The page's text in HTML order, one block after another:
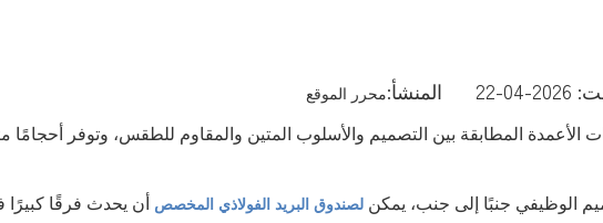
محرر الموقع
الأعمدة المطابقة بين التصميم والأسلوب المتين والمقاوم للطقس، وتوفر
الوظيفي جنبًا إلى جنب، يمكن لصندوق البريد الفولاذي المخصص
أن يحدث فرقًا كبيرًا